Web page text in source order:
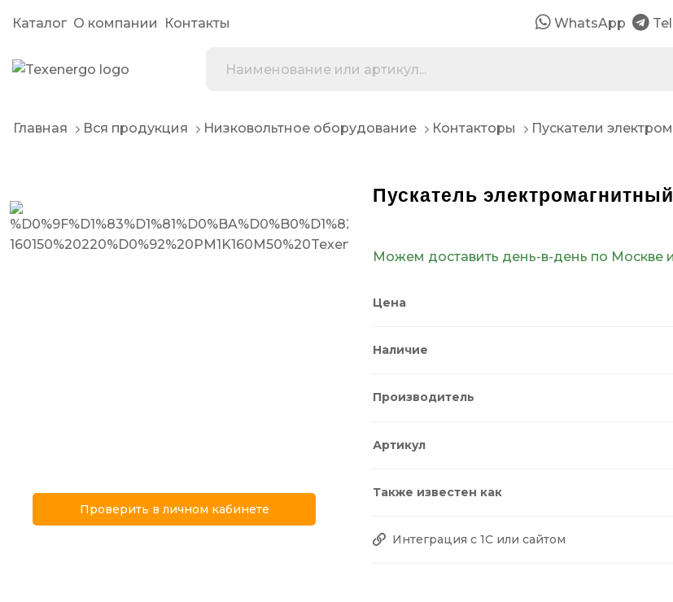
Каталог О компании Контакты WhatsApp
Главная Вся продукция Низковольтное оборудование Контакторы Пускатели
Проверить в личном кабинете
Пускатель
Можем доставить день-в-день по Москве
Цена
Наличие
Производитель
Артикул
Также известен как
Интеграция с 1С или сайтом